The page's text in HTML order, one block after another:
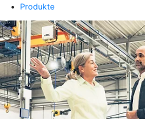
Produkte